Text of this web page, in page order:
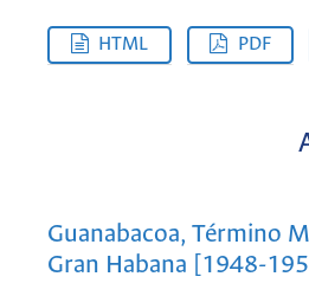
HTML PDF
Guanabacoa, Término
Gran Habana [1948-